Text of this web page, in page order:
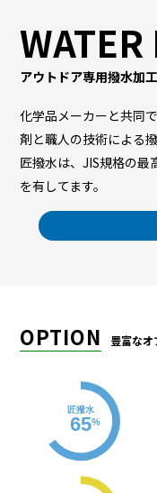
アウトドア専用撥水加工
化学品メーカーと共同
剤と職人の技術による
匠撥水は、JIS規格の最
を有してます。
OPTION 豊富なオ
匠撥水
65%